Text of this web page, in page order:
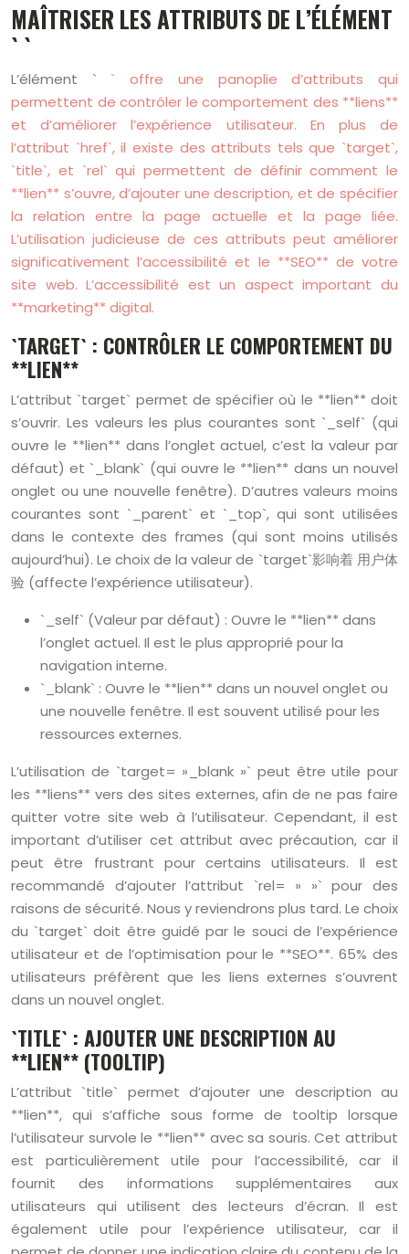
MAÎTRISER LES ATTRIBUTS DE L’ÉLÉMENT
` `
L’élément ` ` offre une panoplie d’attributs qui
permettent de contrôler le comportement des **liens**
et d’améliorer l’expérience utilisateur. En plus de
l’attribut `href`, il existe des attributs tels que `target`,
`title`, et `rel` qui permettent de définir comment le
**lien** s’ouvre, d’ajouter une description, et de spécifier
la relation entre la page actuelle et la page liée.
L’utilisation judicieuse de ces attributs peut améliorer
significativement l’accessibilité et le **SEO** de votre
site web. L’accessibilité est un aspect important du
**marketing** digital.
`TARGET` : CONTRÔLER LE COMPORTEMENT DU
**LIEN**
L’attribut `target` permet de spécifier où le **lien** doit
s’ouvrir. Les valeurs les plus courantes sont `_self` (qui
ouvre le **lien** dans l’onglet actuel, c’est la valeur par
défaut) et `_blank` (qui ouvre le **lien** dans un nouvel
onglet ou une nouvelle fenêtre). D’autres valeurs moins
courantes sont `_parent` et `_top`, qui sont utilisées
dans le contexte des frames (qui sont moins utilisés
aujourd’hui). Le choix de la valeur de `target`影响着 用户体
验 (affecte l’expérience utilisateur).
`_self` (Valeur par défaut) : Ouvre le **lien** dans
l’onglet actuel. Il est le plus approprié pour la
navigation interne.
`_blank` : Ouvre le **lien** dans un nouvel onglet ou
une nouvelle fenêtre. Il est souvent utilisé pour les
ressources externes.
L’utilisation de `target= »_blank »` peut être utile pour
les **liens** vers des sites externes, afin de ne pas faire
quitter votre site web à l’utilisateur. Cependant, il est
important d’utiliser cet attribut avec précaution, car il
peut être frustrant pour certains utilisateurs. Il est
recommandé d’ajouter l’attribut `rel= » »` pour des
raisons de sécurité. Nous y reviendrons plus tard. Le choix
du `target` doit être guidé par le souci de l’expérience
utilisateur et de l’optimisation pour le **SEO**. 65% des
utilisateurs préfèrent que les liens externes s’ouvrent
dans un nouvel onglet.
`TITLE` : AJOUTER UNE DESCRIPTION AU
**LIEN** (TOOLTIP)
L’attribut `title` permet d’ajouter une description au
**lien**, qui s’affiche sous forme de tooltip lorsque
l’utilisateur survole le **lien** avec sa souris. Cet attribut
est particulièrement utile pour l’accessibilité, car il
fournit des informations supplémentaires aux
utilisateurs qui utilisent des lecteurs d’écran. Il est
également utile pour l’expérience utilisateur, car il